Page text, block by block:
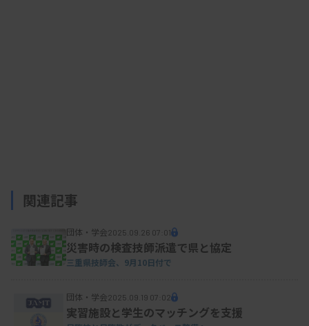
市立岸和田市民病院医療技術局中央検査部技師長
の六尾哲氏は、既に取り組んでいる業務も多いとし
た上で、業務拡大には「やはり人員が必要。人を増
やさず効率を上げて時間をつくり、現状を維持しな
語った。
関連記事
団体・学会2025.09.26 07:01
災害時の検査技師派遣で県と協定
三重県技師会、9月10日付で
団体・学会2025.09.19 07:02
実習施設と学生のマッチングを支援